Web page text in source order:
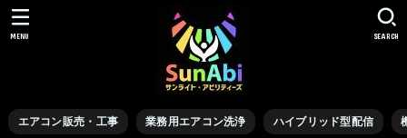
エアコン販売・工事 業務用エアコン洗浄 ハイブリッド型配信
SEARCH
MENU